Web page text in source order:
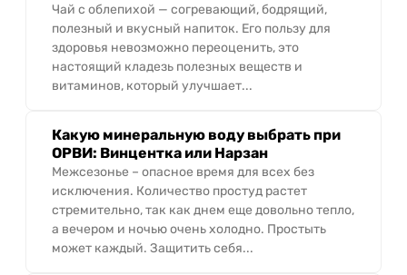
Чай с облепихой — согревающий, бодрящий,
полезный и вкусный напиток. Его пользу для
здоровья невозможно переоценить, это
настоящий кладезь полезных веществ и
витаминов, который улучшает...
Какую минеральную воду выбрать при
ОРВИ: Винцентка или Нарзан
Межсезонье – опасное время для всех без
исключения. Количество простуд растет
стремительно, так как днем еще довольно тепло,
а вечером и ночью очень холодно. Простыть
может каждый. Защитить себя...